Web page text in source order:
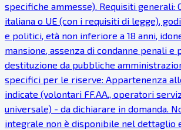
specifiche ammesse). Requisiti generali:
italiana o UE (con i requisiti di legge),
e politici, età non inferiore a 18 anni,
mansione, assenza di condanne penali e
destituzione da pubbliche
specifici per le riserve: Appartenenza
indicate (volontari FF.AA., operatori
universale) - da dichiarare in domanda.
integrale non è disponibile nel dettaglio